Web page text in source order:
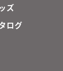
ズ
ログ